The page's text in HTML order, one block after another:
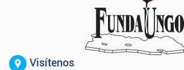
Visítenos